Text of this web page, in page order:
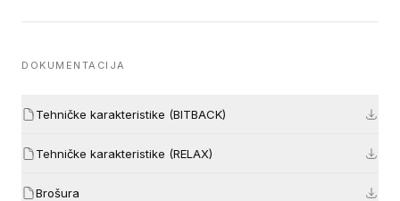
DOKUMENTACIJA
Tehničke karakteristike (BITBACK)
Tehničke karakteristike (RELAX)
Brošura